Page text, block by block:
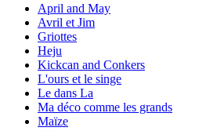
April and May
Avril et Jim
Griottes
Heju
Kickcan and Conkers
L'ours et le singe
Le dans La
Ma déco comme les grands
Maïze